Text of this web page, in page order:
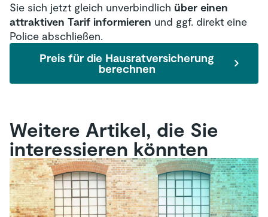
Sie sich jetzt gleich unverbindlich über einen
attraktiven Tarif informieren und ggf. direkt eine
Police abschließen.
Preis für die Hausratversicherung
berechnen
Weitere Artikel, die Sie
interessieren könnten